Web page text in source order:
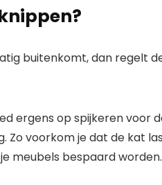
buitenkomt, dan regelt
ergens op spijkeren voor
Zo voorkom je dat de kat
meubels bespaard worden.